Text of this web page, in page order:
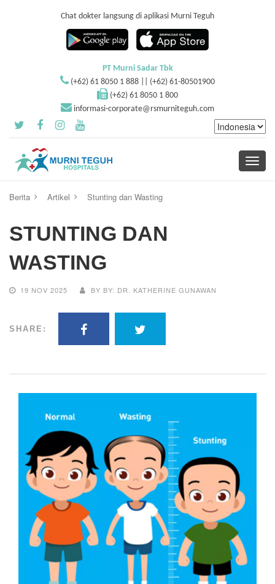
Chat dokter langsung di aplikasi Murni Teguh
PT Murni Sadar Tbk
(+62) 61 8050 1 888 || (+62) 61-80501900
(+62) 61 8050 1 800
informasi-corporate@rsmurniteguh.com
Toggle
Berita Artikel Stunting dan Wasting
STUNTING DAN
WASTING
19 NOV 2025 BY BY: DR. KATHERINE GUNAWAN
SHARE: